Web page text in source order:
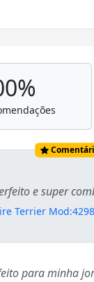
e super
Terrier Mod:4298
para minha